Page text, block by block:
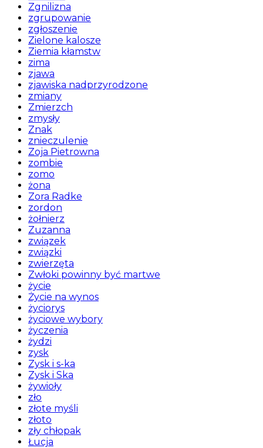
Zgnilizna
zgrupowanie
zgłoszenie
Zielone kalosze
Ziemia kłamstw
zima
zjawa
zjawiska nadprzyrodzone
zmiany
Zmierzch
zmysły
Znak
znieczulenie
Zoja Pietrowna
zombie
zomo
żona
Zora Radke
zordon
żołnierz
Zuzanna
związek
związki
zwierzęta
Zwłoki powinny być martwe
życie
Życie na wynos
życiorys
życiowe wybory
życzenia
żydzi
zysk
Zysk i s-ka
Zysk i Ska
żywioły
zło
złote myśli
złoto
zły chłopak
Łucja